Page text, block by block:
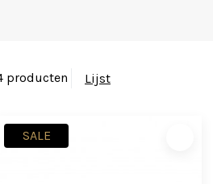
producten Lijst
SALE